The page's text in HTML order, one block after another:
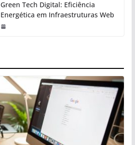
Green Tech Digital: Eficiência
Energética em Infraestruturas Web